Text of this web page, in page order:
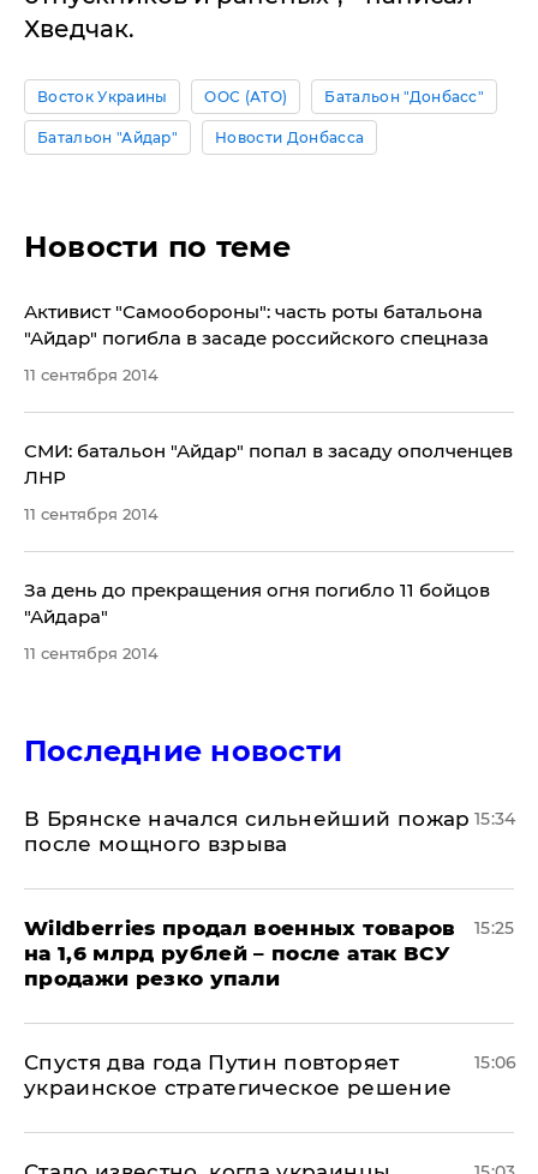
Хведчак.
Восток Украины ООС (АТО) Батальон "Донбасс"
Батальон "Айдар" Новости Донбасса
Новости по теме
Активист "Самообороны": часть роты батальона
"Айдар" погибла в засаде российского спецназа
11 сентября 2014
СМИ: батальон "Айдар" попал в засаду ополченцев
ЛНР
11 сентября 2014
За день до прекращения огня погибло 11 бойцов
"Айдара"
11 сентября 2014
Последние новости
В Брянске начался сильнейший пожар
после мощного взрыва
15:34
​Wildberries продал военных товаров
на 1,6 млрд рублей – после атак ВСУ
продажи резко упали
15:25
Спустя два года Путин повторяет
украинское стратегическое решение
15:06